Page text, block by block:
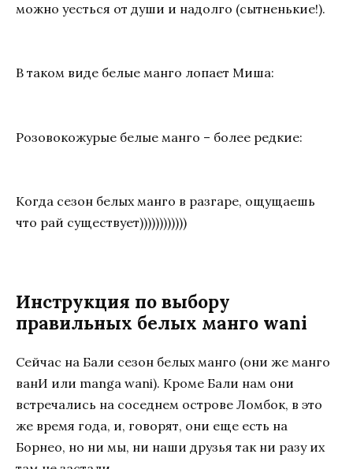
можно уесться от души и надолго (сытненькие!).
В таком виде белые манго лопает Миша:
Розовокожурые белые манго – более редкие:
Когда сезон белых манго в разгаре, ощущаешь
что рай существует))))))))))))
Инструкция по выбору
правильных белых манго wani
Сейчас на Бали сезон белых манго (они же манго
ванИ или manga wani). Кроме Бали нам они
встречались на соседнем острове Ломбок, в это
же время года, и, говорят, они еще есть на
Борнео, но ни мы, ни наши друзья так ни разу их